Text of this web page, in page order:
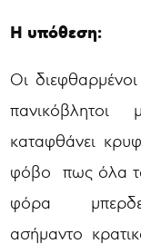
Η υπόθεση:
Οι
πανικόβλητοι
καταφθάνει
φόβο πως όλα
φόρα
ασήμαντο